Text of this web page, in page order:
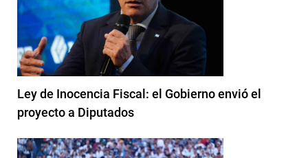
Ley de Inocencia Fiscal: el Gobierno envió el
proyecto a Diputados